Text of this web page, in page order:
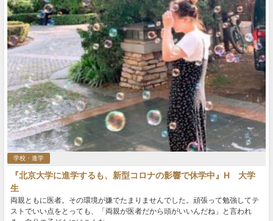
学校・進学
『北京大学に進学するも、新型コロナの影響で休学中』H 大学
生
両親ともに医者。その環境が嫌でたまりませんでした。頑張って勉強してテ
ストでいい点をとっても、「両親が医者だから頭がいいんだね」と言われ